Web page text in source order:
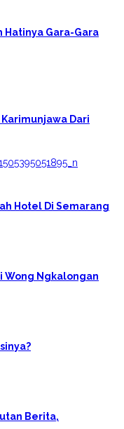
Hatinya Gara-Gara
Dari
Hotel Di Semarang
Wong Ngkalongan
Berita,